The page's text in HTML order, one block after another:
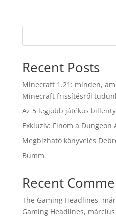
Recent Posts
Minecraft 1.21: minden,
Minecraft frissítésről
Az 5 legjobb játékos
Exkluzív: Finom a Dungeon
Megbízható könyvelés
Bumm
Recent
The Gaming Headlines,
Gaming Headlines,